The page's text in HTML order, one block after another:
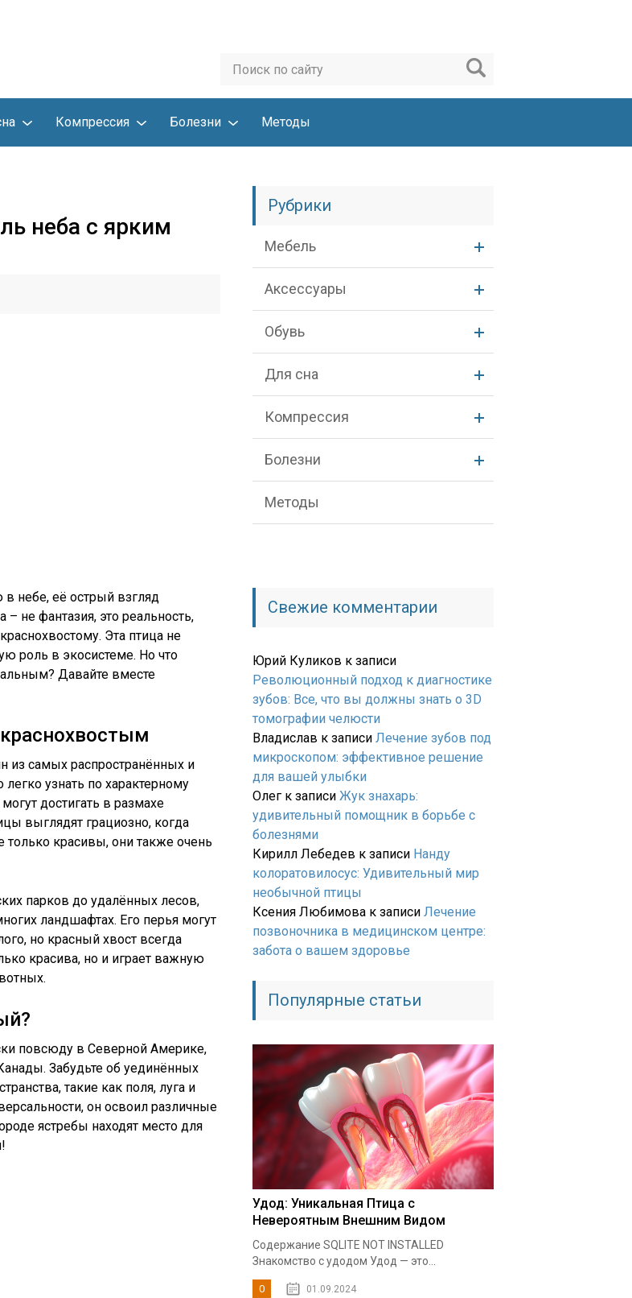
Компрессия Болезни Методы
неба с ярким
небе, её острый взгляд
– не фантазия, это реальность,
Эта птица не
роль в экосистеме. Но что
Давайте вместе
из самых распространённых и
узнать по характерному
достигать в размахе
выглядят грациозно, когда
красивы, они также очень
парков до удалённых лесов,
ландшафтах. Его перья могут
но красный хвост всегда
красива, но и играет важную
повсюду в Северной Америке,
Забудьте об уединённых
такие как поля, луга и
он освоил различные
ястребы находят место для
Рубрики
Мебель
Аксессуары
Обувь
Для сна
Компрессия
Болезни
Методы
Свежие комментарии
Юрий Куликов к записи
Революционный подход к диагностике
зубов: Все, что вы должны знать о 3D
томографии челюсти
Владислав к записи Лечение зубов под
микроскопом: эффективное решение
для вашей улыбки
Олег к записи Жук знахарь:
удивительный помощник в борьбе с
болезнями
Кирилл Лебедев к записи Нанду
колоратовилосус: Удивительный мир
необычной птицы
Ксения Любимова к записи Лечение
позвоночника в медицинском центре:
забота о вашем здоровье
Популярные статьи
Удод: Уникальная Птица с
Невероятным Внешним Видом
Содержание SQLITE NOT INSTALLED
Знакомство с удодом Удод — это...
0 01.09.2024